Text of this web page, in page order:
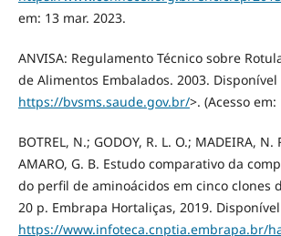
em: 13 mar. 2023.
ANVISA: Regulamento Técnico sobre
de Alimentos Embalados. 2003. Disponível
https://bvsms.saude.gov.br/>. (Acesso
BOTREL, N.; GODOY, R. L. O.; MADEIRA, N.
AMARO, G. B. Estudo comparativo da
do perfil de aminoácidos em cinco clones
20 p. Embrapa Hortaliças, 2019.
https://www.infoteca.cnptia.embrapa.br/